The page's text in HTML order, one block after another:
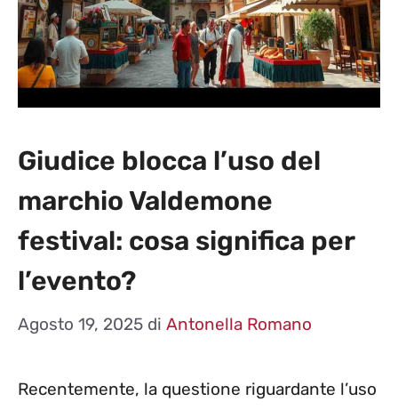
Giudice blocca l’uso del
marchio Valdemone
festival: cosa significa per
l’evento?
Agosto 19, 2025 di Antonella Romano
Recentemente, la questione riguardante l’uso